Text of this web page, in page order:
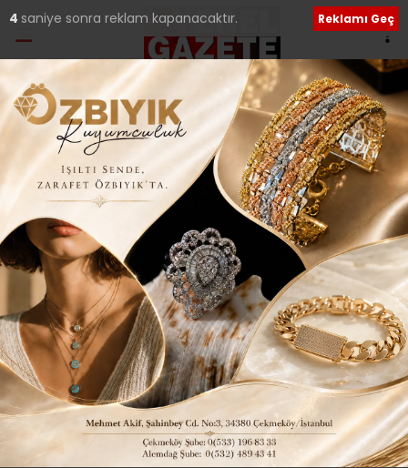
Ana Sayfa›Yerel Haberler
SİPAHİ’DEN ORC ANKET
FİRMASINA SERT TEPKİ..
Giriş: 16-03-2019 22:08
Güncelleme: 16-03-2019 22:09
481 Yerel Haberler
ABONE OL
4 saniye sonra reklam kapanacaktır. Reklamı Geç